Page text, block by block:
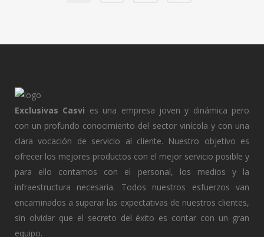
Exclusivas Casvi es una empresa joven y dinámica pero
con un profundo conocimiento del sector vinícola y con una
clara vocación de servicio al cliente. Nuestro objetivo es
ofrecer los mejores productos con el mejor servicio posible y
para ello contamos con el personal, los medios y la
infraestructura necesaria. Todos nuestros esfuerzos van
encaminados a superar las expectativas de nuestros clientes,
sin olvidar que el secreto del éxito es contar con un gran
equipo.